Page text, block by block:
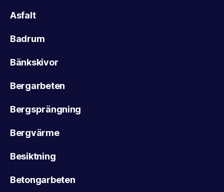
Asfalt
Badrum
Bänkskivor
Bergarbeten
Bergsprängning
Bergvärme
Besiktning
Betongarbeten